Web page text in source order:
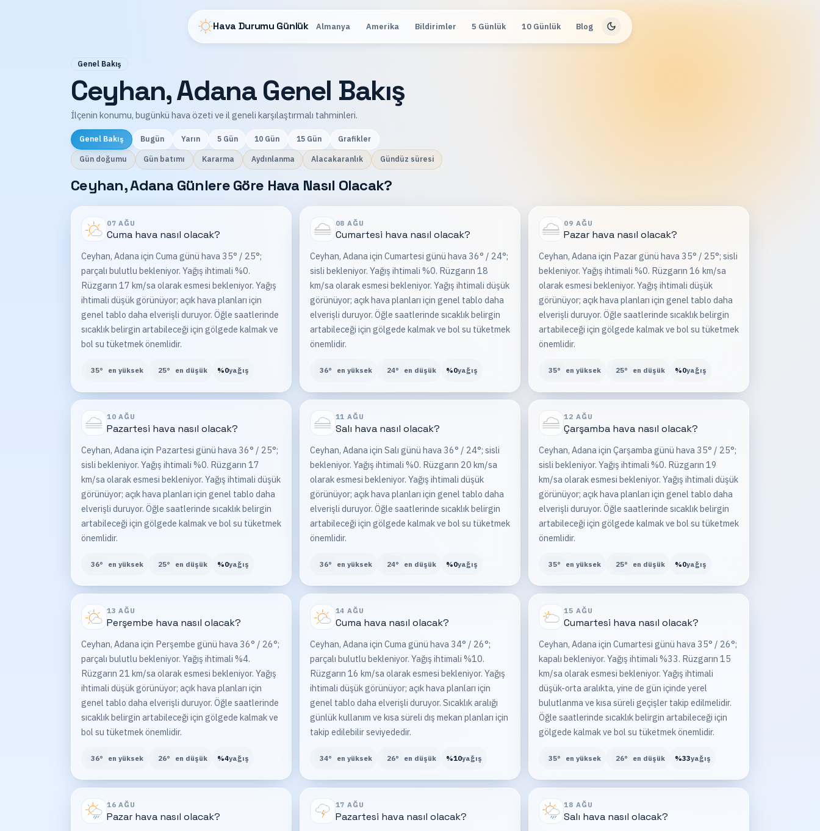
Hava Durumu Günlük Almanya Amerika Bildirimler 5 Günlük 10 Günlük Blog
Genel Bakış
Ceyhan, Adana Genel Bakış
İlçenin konumu, bugünkü hava özeti ve il geneli karşılaştırmalı tahminleri.
Genel Bakış Bugün Yarın 5 Gün 10 Gün 15 Gün Grafikler
Gün doğumu Gün batımı Kararma Aydınlanma Alacakaranlık Gündüz süresi
Ceyhan, Adana Günlere Göre Hava Nasıl Olacak?
07 AĞU
Cumahava nasıl olacak?
Ceyhan, Adana için Cuma günü hava 35° / 25°;
parçalı bulutlu bekleniyor. Yağış ihtimali %0.
Rüzgarın 17 km/sa olarak esmesi bekleniyor. Yağış
ihtimali düşük görünüyor; açık hava planları için
genel tablo daha elverişli duruyor. Öğle saatlerinde
sıcaklık belirgin artabileceği için gölgede kalmak ve
bol su tüketmek önemlidir.
35° en yüksek 25° en düşük %0yağış
08 AĞU
Cumartesi hava nasıl olacak?
Ceyhan, Adana için Cumartesi günü hava 36° / 24°;
sisli bekleniyor. Yağış ihtimali %0. Rüzgarın 18
km/sa olarak esmesi bekleniyor. Yağış ihtimali düşük
görünüyor; açık hava planları için genel tablo daha
elverişli duruyor. Öğle saatlerinde sıcaklık belirgin
artabileceği için gölgede kalmak ve bol su tüketmek
önemlidir.
36° en yüksek 24° en düşük %0yağış
09 AĞU
Pazar hava nasıl olacak?
Ceyhan, Adana için Pazar günü hava 35° / 25°; sisli
bekleniyor. Yağış ihtimali %0. Rüzgarın 16 km/sa
olarak esmesi bekleniyor. Yağış ihtimali düşük
görünüyor; açık hava planları için genel tablo daha
elverişli duruyor. Öğle saatlerinde sıcaklık belirgin
artabileceği için gölgede kalmak ve bol su tüketmek
önemlidir.
35° en yüksek 25° en düşük %0yağış
10 AĞU
Pazartesi hava nasıl olacak?
Ceyhan, Adana için Pazartesi günü hava 36° / 25°;
sisli bekleniyor. Yağış ihtimali %0. Rüzgarın 17
km/sa olarak esmesi bekleniyor. Yağış ihtimali düşük
görünüyor; açık hava planları için genel tablo daha
elverişli duruyor. Öğle saatlerinde sıcaklık belirgin
artabileceği için gölgede kalmak ve bol su tüketmek
önemlidir.
36° en yüksek 25° en düşük %0yağış
11 AĞU
Salı hava nasıl olacak?
Ceyhan, Adana için Salı günü hava 36° / 24°; sisli
bekleniyor. Yağış ihtimali %0. Rüzgarın 20 km/sa
olarak esmesi bekleniyor. Yağış ihtimali düşük
görünüyor; açık hava planları için genel tablo daha
elverişli duruyor. Öğle saatlerinde sıcaklık belirgin
artabileceği için gölgede kalmak ve bol su tüketmek
önemlidir.
36° en yüksek 24° en düşük %0yağış
12 AĞU
Çarşamba hava nasıl olacak?
Ceyhan, Adana için Çarşamba günü hava 35° / 25°;
sisli bekleniyor. Yağış ihtimali %0. Rüzgarın 19
km/sa olarak esmesi bekleniyor. Yağış ihtimali düşük
görünüyor; açık hava planları için genel tablo daha
elverişli duruyor. Öğle saatlerinde sıcaklık belirgin
artabileceği için gölgede kalmak ve bol su tüketmek
önemlidir.
35° en yüksek 25° en düşük %0yağış
13 AĞU
Perşembe hava nasıl olacak?
Ceyhan, Adana için Perşembe günü hava 36° / 26°;
parçalı bulutlu bekleniyor. Yağış ihtimali %4.
Rüzgarın 21 km/sa olarak esmesi bekleniyor. Yağış
ihtimali düşük görünüyor; açık hava planları için
genel tablo daha elverişli duruyor. Öğle saatlerinde
sıcaklık belirgin artabileceği için gölgede kalmak ve
bol su tüketmek önemlidir.
36° en yüksek 26° en düşük %4yağış
14 AĞU
Cumahava nasıl olacak?
Ceyhan, Adana için Cuma günü hava 34° / 26°;
parçalı bulutlu bekleniyor. Yağış ihtimali %10.
Rüzgarın 16 km/sa olarak esmesi bekleniyor. Yağış
ihtimali düşük görünüyor; açık hava planları için
genel tablo daha elverişli duruyor. Sıcaklık aralığı
günlük kullanım ve kısa süreli dış mekan planları için
takip edilebilir seviyededir.
34° en yüksek 26° en düşük %10yağış
15 AĞU
Cumartesi hava nasıl olacak?
Ceyhan, Adana için Cumartesi günü hava 35° / 26°;
kapalı bekleniyor. Yağış ihtimali %33. Rüzgarın 15
km/sa olarak esmesi bekleniyor. Yağış ihtimali
düşük-orta aralıkta, yine de gün içinde yerel
bulutlanma ve kısa süreli geçişler takip edilmelidir.
Öğle saatlerinde sıcaklık belirgin artabileceği için
gölgede kalmak ve bol su tüketmek önemlidir.
35° en yüksek 26° en düşük %33yağış
16 AĞU
Pazarhava nasıl olacak?
17 AĞU
Pazartesi hava nasıl olacak?
18 AĞU
Salı hava nasıl olacak?